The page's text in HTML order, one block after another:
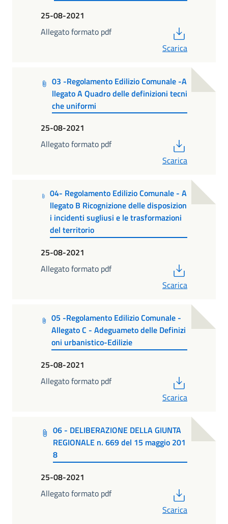
25-08-2021
Allegato formato pdf
Scarica
03 -Regolamento Edilizio Comunale -A
llegato A Quadro delle definizioni tecni
che uniformi
25-08-2021
Allegato formato pdf
Scarica
04- Regolamento Edilizio Comunale - A
llegato B Ricognizione delle disposizion
i incidenti sugliusi e le trasformazioni
del territorio
25-08-2021
Allegato formato pdf
Scarica
05 -Regolamento Edilizio Comunale -
Allegato C - Adeguameto delle Definizi
oni urbanistico-Edilizie
25-08-2021
Allegato formato pdf
Scarica
06 - DELIBERAZIONE DELLA GIUNTA
REGIONALE n. 669 del 15 maggio 201
8
25-08-2021
Allegato formato pdf
Scarica